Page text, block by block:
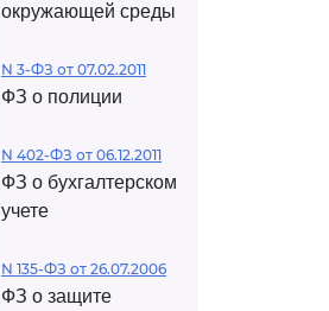
окружающей среды
N 3-ФЗ от 07.02.2011
ФЗ о полиции
N 402-ФЗ от 06.12.2011
ФЗ о бухгалтерском
учете
N 135-ФЗ от 26.07.2006
ФЗ о защите